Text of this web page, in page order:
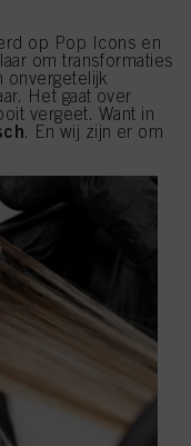
op Pop Icons en
om transformaties
onvergetelijk
Het gaat over
vergeet. Want in
. En wij zijn er om